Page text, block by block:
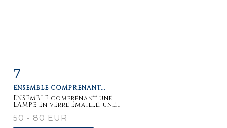
7
ENSEMBLE COMPRENANT...
ENSEMBLE comprenant une
LAMPE en verre émaillé, une...
50 - 80 EUR